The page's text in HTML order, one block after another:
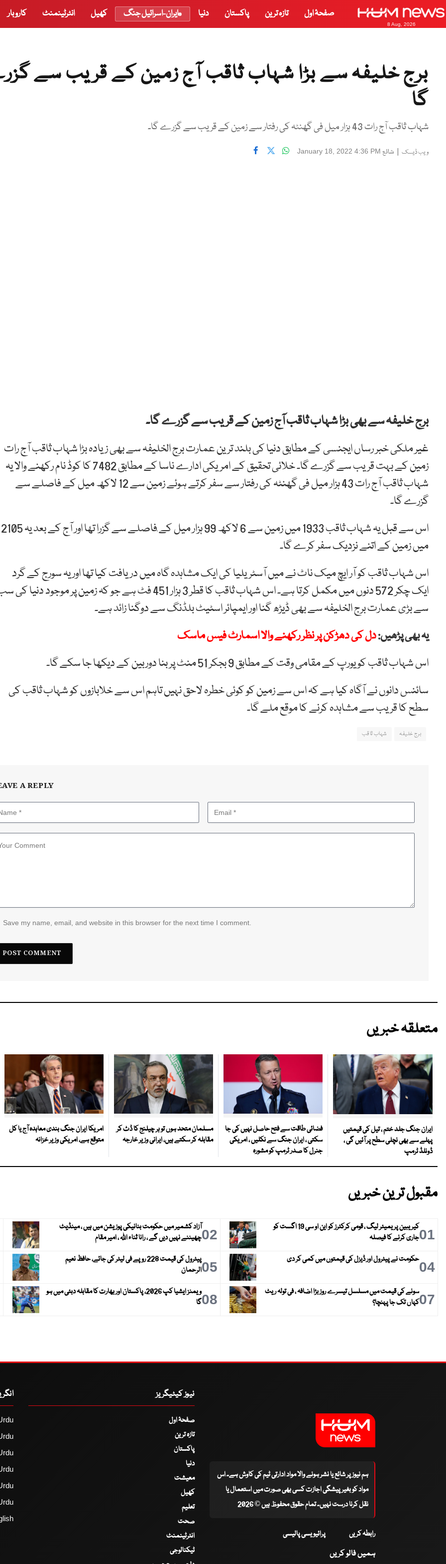
8 Aug, 2026
صفحۂ اول تازہ ترین پاکستان دنیا ایران-اسرائیل جنگ کھیل انٹرٹینمنٹ کاروبار
برج خلیفہ سے بڑا شہاب ثاقب آج زمین کے قریب سے
گا
شہاب ثاقب آج رات 43 ہزار میل فی گھنٹہ کی رفتار سے زمین کے قریب سے گزرے گا۔
ویب ڈیسک | شائع January 18, 2022 4:36 PM
برج خلیفہ سے بھی بڑا شہاب ثاقب آج زمین کے قریب سے گزرے گا۔
غیر ملکی خبر رساں ایجنسی کے مطابق دنیا کی بلند ترین عمارت برج الخلیفہ سے بھی زیادہ بڑا شہاب ثاقب آج رات
زمین کے بہت قریب سے گزرے گا۔ خلائی تحقیق کے امریکی ادارے ناسا کے مطابق 7482 کا کوڈ نام رکھنے والا یہ
شہاب ثاقب آج رات 43 ہزار میل فی گھنٹہ کی رفتار سے سفر کرتے ہوئے زمین سے 12 لاکھ میل کے فاصلے سے
گزرے گا۔
اس سے قبل یہ شہاب ثاقب 1933 میں زمین سے 6 لاکھ 99 ہزار میل کے ٖفاصلے سے گزرا تھا اور آج کے بعد یہ 2105
میں زمین کے اتنے نزدیک سفر کرے گا۔
اس شہاب ثاقب کو آر ایچ میک ناٹ نے میں آسٹریلیا کی ایک مشاہدہ گاہ میں دریافت کیا تھا اور یہ سورج کے گرد
ایک چکر 572 دنوں میں مکمل کرتا ہے۔ اس شہاب ثاقب کا قطر 3 ہزار 451 فٹ ہے جو کہ زمین پر موجود دنیا
سے بڑی عمارت برج الخلیفہ سے بھی ڈیڑھ گنا اور ایمپائر اسٹیٹ بلڈنگ سے دوگنا زائد ہے۔
یہ بھی پڑھیں:دل کی دھڑکن پر نظر رکھنے والا اسمارٹ فیس ماسک
اس شہاب ثاقب کو یورپ کے مقامی وقت کے مطابق 9 بجکر 51 منٹ پر بنا دوربین کے دیکھا جا سکے گا۔
سائنس دانوں نے آگاہ کیا ہے کہ اس سے زمین کو کوئی خطرہ لاحق نہیں تاہم اس سے خلابازوں کو شہاب ثاقب کی
سطح کا قریب سے مشاہدہ کرنے کا موقع ملے گا۔
برج خلیفہ شہاب ثاقب
A REPLY
Save my name, email, and website in this browser for the next time I comment.
متعلقہ خبریں
ایران جنگ جلد ختم ، تیل کی قیمتیں
پہلے سے بھی نچلی سطح پر آئیں گی ،
ڈونلڈ ٹرمپ
فضائی طاقت سے فتح حاصل نہیں کی جا
سکتی ، ایران جنگ سے نکلیں ، امریکی
جنرل کا صدر ٹرمپ کو مشورہ
مسلمان متحد ہوں تو ہر چیلنج کا ڈٹ کر
مقابلہ کر سکتے ہیں، ایرانی وزیر خارجہ
امریکا ایران جنگ بندی معاہدہ آج یا کل
متوقع ہے، امریکی وزیر خزانہ
مقبول ترین خبریں
01
کیریبین پریمیئر لیگ ، قومی کرکٹرز کو این او سی 19 اگست کو
جاری کرنے کا فیصلہ
02آزاد کشمیر میں حکومت بنانیکی پوزیشن میں ہیں ، مینڈیٹ
چھیننے نہیں دیں گے ، رانا ثناء اللہ ، امیر مقام
04حکومت نے پیٹرول اور ڈیزل کی قیمتوں میں کمی کر دی 05
پیٹرول کی قیمت 228 روپے فی لیٹر کی جائے، حافظ نعیم
الرحمان
07سونے کی قیمت میں مسلسل تیسرے روز بڑا اضافہ ، فی تولہ ریٹ
کہاں تک جا پہنچا؟
08
ویمنز ایشیا کپ 2026، پاکستان اور بھارت کا مقابلہ دبئی میں ہو
گا
ہم نیوز پر شائع یا نشر ہونے والا مواد ادارتی ٹیم کی کاوش ہے۔ اس
مواد کو بغیر پیشگی اجازت کسی بھی صورت میں استعمال یا
نقل کرنا درست نہیں۔ تمام حقوق محفوظ ہیں © 2026
رابطہ کریں پرائیویسی پالیسی
ہمیں فالو کریں
نیوز کیٹیگریز
صفحۂ اول
تازہ ترین
پاکستان
دنیا
معیشت
کھیل
تعلیم
صحت
انٹرٹینمنٹ
ٹیکنالوجی